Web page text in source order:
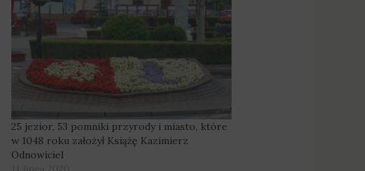
25 jezior, 53 pomniki przyrody i miasto, które
w 1048 roku założył Książę Kazimierz
Odnowiciel